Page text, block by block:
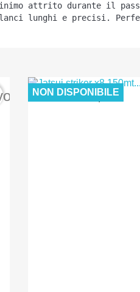
attrito durante il
lunghi e precisi. P
 Anteprima
12,00 €
NON DISPONIBILE